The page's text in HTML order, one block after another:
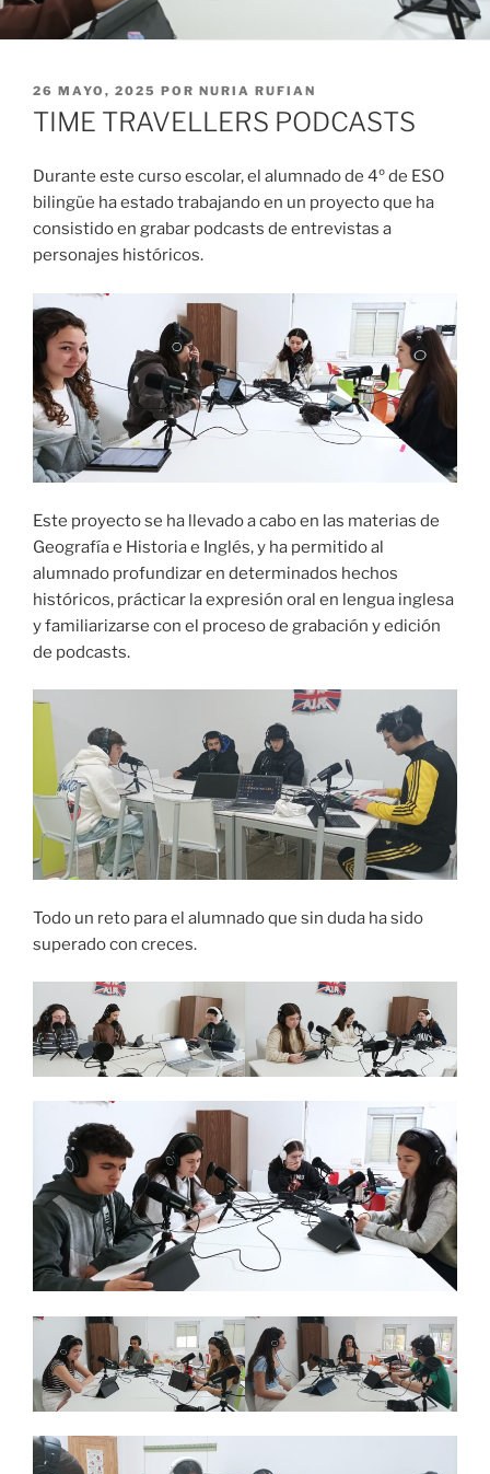
PUBLICADO
EL
26 MAYO, 2025 POR NURIA RUFIAN
TIME TRAVELLERS PODCASTS
Durante este curso escolar, el alumnado de 4º de ESO
bilingüe ha estado trabajando en un proyecto que ha
consistido en grabar podcasts de entrevistas a
personajes históricos.
Este proyecto se ha llevado a cabo en las materias de
Geografía e Historia e Inglés, y ha permitido al
alumnado profundizar en determinados hechos
históricos, prácticar la expresión oral en lengua inglesa
y familiarizarse con el proceso de grabación y edición
de podcasts.
Todo un reto para el alumnado que sin duda ha sido
superado con creces.